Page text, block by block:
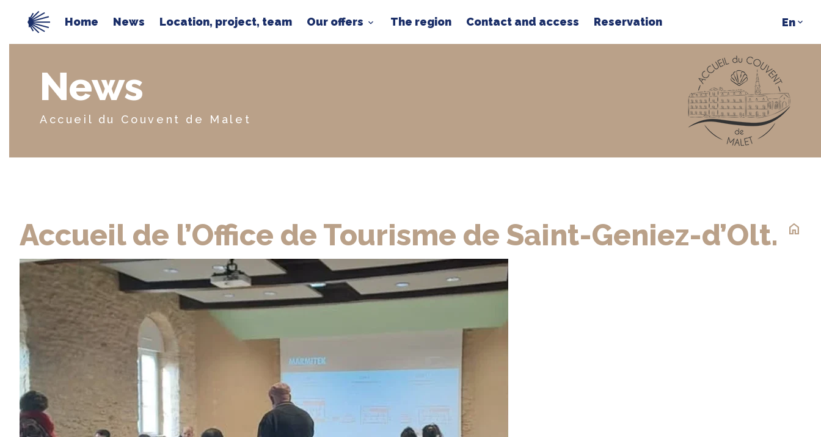
Home News Location, project, team Our offers The region Contact and access Reservation
News
Accueil du Couvent de Malet
home
Accueil de l’Office de Tourisme de Saint-Geniez-d’Olt.